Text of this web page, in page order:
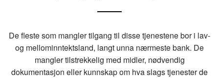
De fleste som mangler tilgang til disse tjenestene bor i lav-
og mellominntektsland, langt unna nærmeste bank. De
mangler tilstrekkelig med midler, nødvendig
dokumentasjon eller kunnskap om hva slags tjenester de